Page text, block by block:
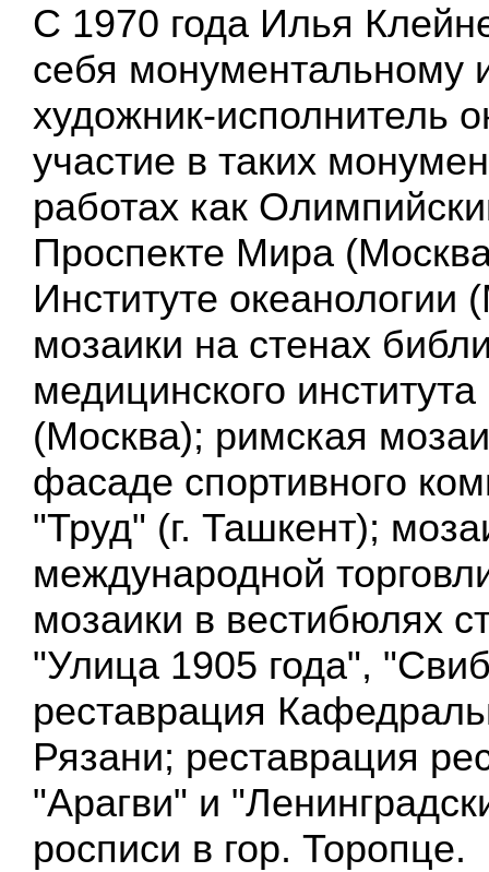
С 1970 года Илья
себя монументальному
художник-исполнитель
участие в таких
работах как
Проспекте Мира
Институте океанологии
мозаики на стенах
медицинского
(Москва); римская
фасаде спортивного
"Труд" (г. Ташкент);
международной
мозаики в вестибюлях
"Улица 1905 года",
реставрация
Рязани; реставрация
"Арагви" и
росписи в гор. Торопце.